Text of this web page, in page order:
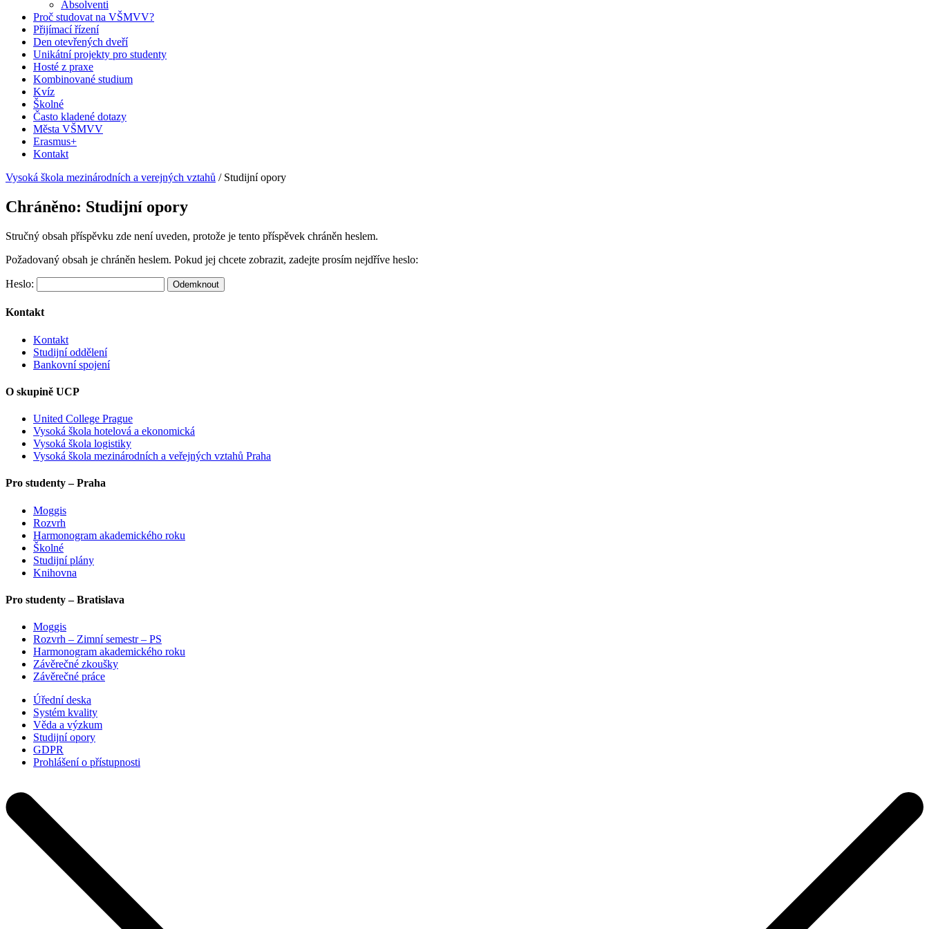
Absolventi
Proč studovat na VŠMVV?
Přijímací řízení
Den otevřených dveří
Unikátní projekty pro studenty
Hosté z praxe
Kombinované studium
Kvíz
Školné
Často kladené dotazy
Města VŠMVV
Erasmus+
Kontakt
Vysoká škola mezinárodních a verejných vztahů / Studijní opory
Chráněno: Studijní opory
Stručný obsah příspěvku zde není uveden, protože je tento příspěvek chráněn heslem.
Požadovaný obsah je chráněn heslem. Pokud jej chcete zobrazit, zadejte prosím nejdříve heslo:
Heslo:
Kontakt
Kontakt
Studijní oddělení
Bankovní spojení
O skupině UCP
United College Prague
Vysoká škola hotelová a ekonomická
Vysoká škola logistiky
Vysoká škola mezinárodních a veřejných vztahů Praha
Pro studenty – Praha
Moggis
Rozvrh
Harmonogram akademického roku
Školné
Studijní plány
Knihovna
Pro studenty – Bratislava
Moggis
Rozvrh – Zimní semestr – PS
Harmonogram akademického roku
Závěrečné zkoušky
Závěrečné práce
Úřední deska
Systém kvality
Věda a výzkum
Studijní opory
GDPR
Prohlášení o přístupnosti